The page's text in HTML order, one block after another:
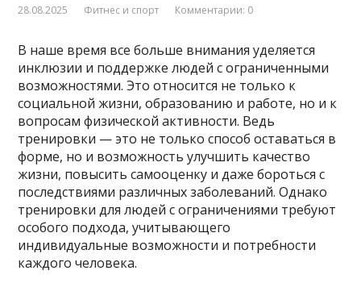
28.08.2025 Фитнес и спорт Комментарии: 0
В наше время все больше внимания уделяется
инклюзии и поддержке людей с ограниченными
возможностями. Это относится не только к
социальной жизни, образованию и работе, но и к
вопросам физической активности. Ведь
тренировки — это не только способ оставаться в
форме, но и возможность улучшить качество
жизни, повысить самооценку и даже бороться с
последствиями различных заболеваний. Однако
тренировки для людей с ограничениями требуют
особого подхода, учитывающего
индивидуальные возможности и потребности
каждого человека.